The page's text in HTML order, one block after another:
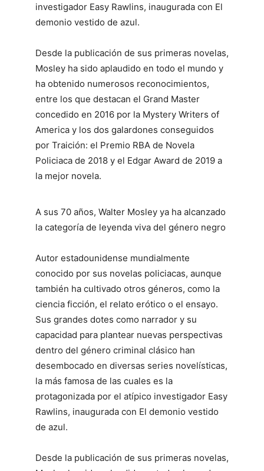
investigador Easy Rawlins, inaugurada con El
demonio vestido de azul.
Desde la publicación de sus primeras novelas,
Mosley ha sido aplaudido en todo el mundo y
ha obtenido numerosos reconocimientos,
entre los que destacan el Grand Master
concedido en 2016 por la Mystery Writers of
America y los dos galardones conseguidos
por Traición: el Premio RBA de Novela
Policiaca de 2018 y el Edgar Award de 2019 a
la mejor novela.
A sus 70 años, Walter Mosley ya ha alcanzado
la categoría de leyenda viva del género negro
Autor estadounidense mundialmente
conocido por sus novelas policiacas, aunque
también ha cultivado otros géneros, como la
ciencia ficción, el relato erótico o el ensayo.
Sus grandes dotes como narrador y su
capacidad para plantear nuevas perspectivas
dentro del género criminal clásico han
desembocado en diversas series novelísticas,
la más famosa de las cuales es la
protagonizada por el atípico investigador Easy
Rawlins, inaugurada con El demonio vestido
de azul.
Desde la publicación de sus primeras novelas,